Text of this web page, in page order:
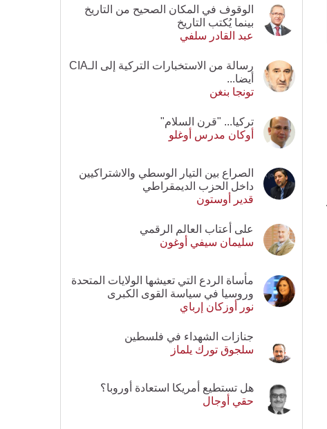
الوقوف في المكان الصحيح من التاريخ
بينما يُكتب التاريخ
عبد القادر سلفي
رسالة من الاستخبارات التركية إلى الـCIA
أيضا...
تونجا بنغن
تركيا... "قرن السلام"
أوكان مدرس أوغلو
الصراع بين التيار الوسطي والاشتراكيين
داخل الحزب الديمقراطي
قدير أوستون
على أعتاب العالم الرقمي
سليمان سيفي أوغون
مأساة الردع التي تعيشها الولايات المتحدة
وروسيا في سياسة القوى الكبرى
نور أوزكان إرباي
جنازات الشهداء في فلسطين
سلجوق تورك يلماز
هل تستطيع أمريكا استعادة أوروبا؟
حقي أوجال